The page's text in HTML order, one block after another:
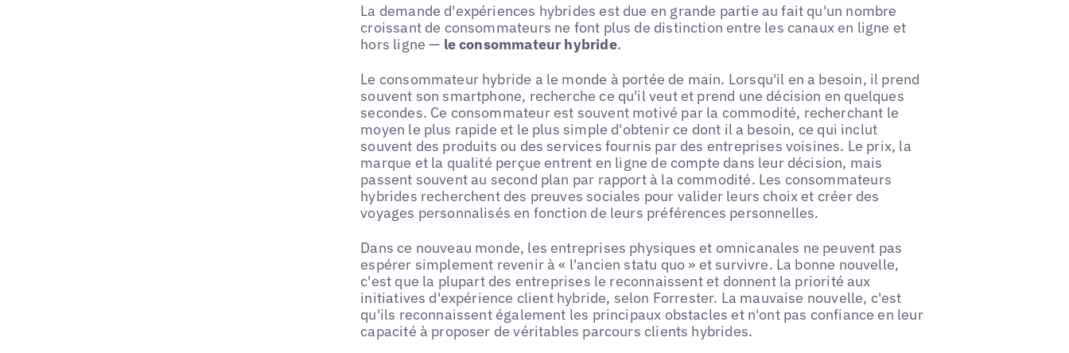
La demande d'expériences hybrides est due en grande partie au fait qu'un nombre
croissant de consommateurs ne font plus de distinction entre les canaux en ligne et
hors ligne — le consommateur hybride.
Le consommateur hybride a le monde à portée de main. Lorsqu'il en a besoin, il prend
souvent son smartphone, recherche ce qu'il veut et prend une décision en quelques
secondes. Ce consommateur est souvent motivé par la commodité, recherchant le
moyen le plus rapide et le plus simple d'obtenir ce dont il a besoin, ce qui inclut
souvent des produits ou des services fournis par des entreprises voisines. Le prix, la
marque et la qualité perçue entrent en ligne de compte dans leur décision, mais
passent souvent au second plan par rapport à la commodité. Les consommateurs
hybrides recherchent des preuves sociales pour valider leurs choix et créer des
voyages personnalisés en fonction de leurs préférences personnelles.
Dans ce nouveau monde, les entreprises physiques et omnicanales ne peuvent pas
espérer simplement revenir à « l'ancien statu quo » et survivre. La bonne nouvelle,
c'est que la plupart des entreprises le reconnaissent et donnent la priorité aux
initiatives d'expérience client hybride, selon Forrester. La mauvaise nouvelle, c'est
qu'ils reconnaissent également les principaux obstacles et n'ont pas confiance en leur
capacité à proposer de véritables parcours clients hybrides.